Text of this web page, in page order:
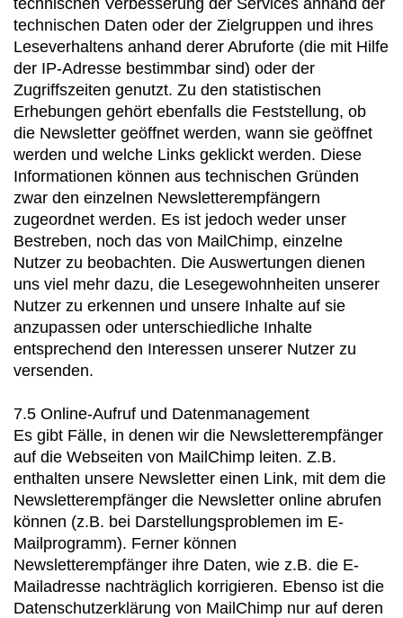
technischen Verbesserung der Services anhand der
technischen Daten oder der Zielgruppen und ihres
Leseverhaltens anhand derer Abruforte (die mit Hilfe
der IP-Adresse bestimmbar sind) oder der
Zugriffszeiten genutzt. Zu den statistischen
Erhebungen gehört ebenfalls die Feststellung, ob
die Newsletter geöffnet werden, wann sie geöffnet
werden und welche Links geklickt werden. Diese
Informationen können aus technischen Gründen
zwar den einzelnen Newsletterempfängern
zugeordnet werden. Es ist jedoch weder unser
Bestreben, noch das von MailChimp, einzelne
Nutzer zu beobachten. Die Auswertungen dienen
uns viel mehr dazu, die Lesegewohnheiten unserer
Nutzer zu erkennen und unsere Inhalte auf sie
anzupassen oder unterschiedliche Inhalte
entsprechend den Interessen unserer Nutzer zu
versenden.
7.5 Online-Aufruf und Datenmanagement
Es gibt Fälle, in denen wir die Newsletterempfänger
auf die Webseiten von MailChimp leiten. Z.B.
enthalten unsere Newsletter einen Link, mit dem die
Newsletterempfänger die Newsletter online abrufen
können (z.B. bei Darstellungsproblemen im E-
Mailprogramm). Ferner können
Newsletterempfänger ihre Daten, wie z.B. die E-
Mailadresse nachträglich korrigieren. Ebenso ist die
Datenschutzerklärung von MailChimp nur auf deren